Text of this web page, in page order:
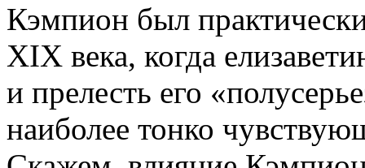
Кэмпион был
XIX века, когда
и прелесть его
наиболее тонко